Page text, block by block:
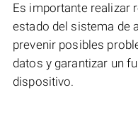
Es importante realizar
estado del sistema de
prevenir posibles
datos y garantizar un
dispositivo.